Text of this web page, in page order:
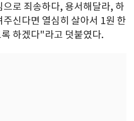
으로 죄송하다, 용서해달라, 하
신다면 열심히 살아서 1원 한
하겠다"라고 덧붙였다.